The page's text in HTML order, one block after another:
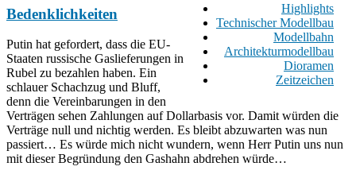
Highlights
Technischer Modellbau
Modellbahn
Architekturmodellbau
Dioramen
Zeitzeichen
Bedenklichkeiten
Putin hat gefordert, dass die EU-
Staaten russische Gaslieferungen in
Rubel zu bezahlen haben. Ein
schlauer Schachzug und Bluff,
denn die Vereinbarungen in den
Verträgen sehen Zahlungen auf Dollarbasis vor. Damit würden die
Verträge null und nichtig werden. Es bleibt abzuwarten was nun
passiert… Es würde mich nicht wundern, wenn Herr Putin uns nun
mit dieser Begründung den Gashahn abdrehen würde…